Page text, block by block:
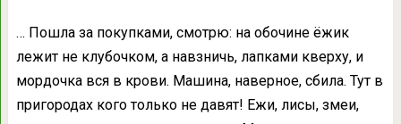
… Пошла за покупками, смотрю: на обочине ёжик
лежит не клубочком, а навзничь, лапками кверху, и
мордочка вся в крови. Машина, наверное, сбила. Тут в
пригородах кого только не давят! Ежи, лисы, змеи,